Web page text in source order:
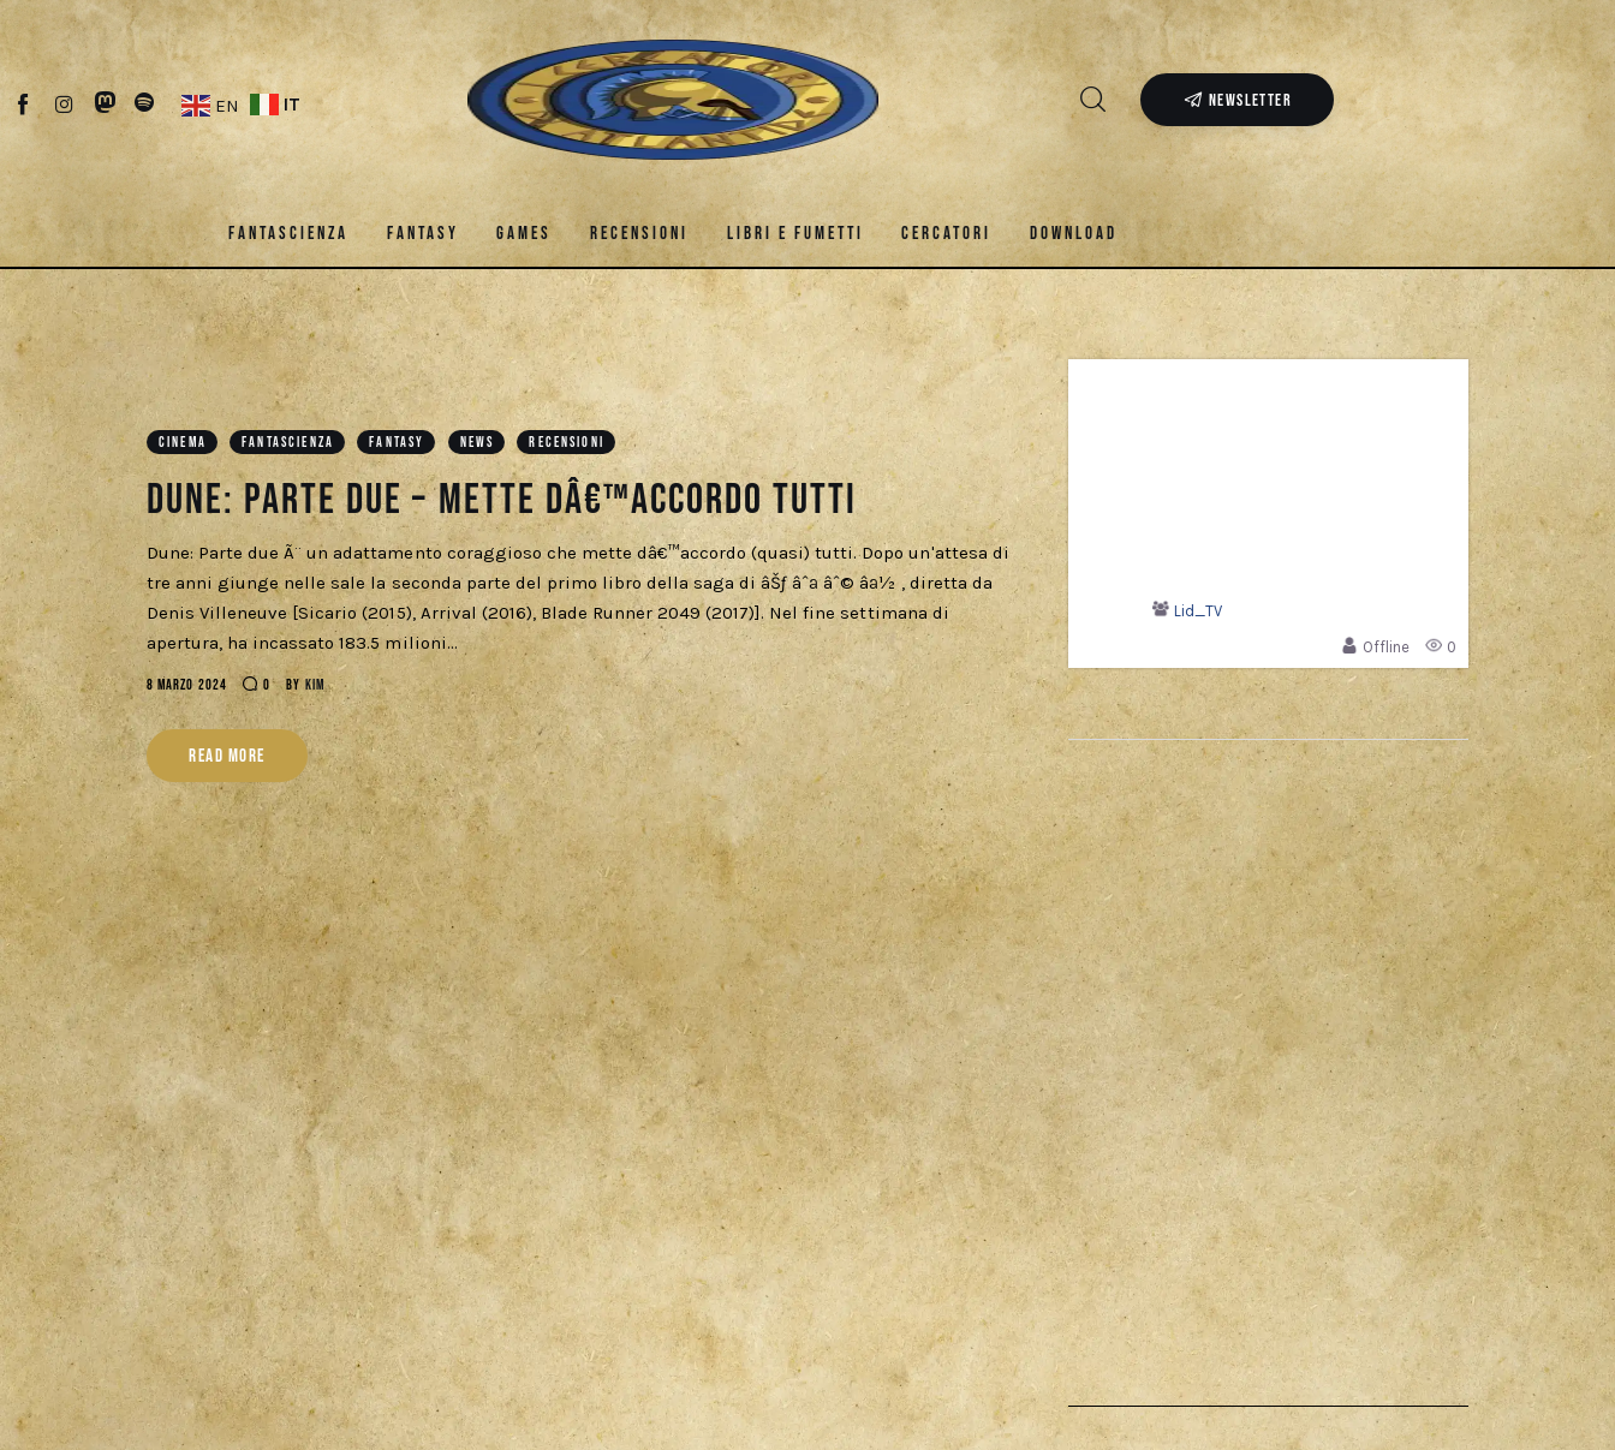
EN IT NEWSLETTER
FANTASCIENZA FANTASY GAMES RECENSIONI LIBRI E FUMETTI CERCATORI DOWNLOAD
FANTASCIENZA FANTASY GAMES RECENSIONI LIBRI E FUMETTI CERCATORI
Fantascienza
Fantasy
Recensioni
Libri e fumetti
Cercatori
Download
CINEMA FANTASCIENZA FANTASY NEWS RECENSIONI
Dune: Parte due – mette dâ€™accordo tutti
Dune: Parte due Ã¨ un adattamento coraggioso che mette dâ€™accordo (quasi) tutti. Dopo un'attesa di
tre anni giunge nelle sale la seconda parte del primo libro della saga di âŠƒ âˆª âˆ© âª½ , diretta da
Denis Villeneuve [Sicario (2015), Arrival (2016), Blade Runner 2049 (2017)]. Nel fine settimana di
apertura, ha incassato 183.5 milioni…
8 MARZO 2024 0 BY KIM
READ MORE
Lid_TV
Offline
0